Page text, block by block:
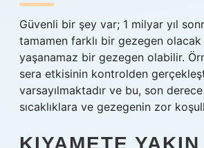
Güvenli bir şey var; 1 milyar yıl
tamamen farklı bir gezegen
yaşanamaz bir gezegen olabilir.
sera etkisinin kontrolden
varsayılmaktadır ve bu, son
sıcaklıklara ve gezegenin zor
KIYAMETE